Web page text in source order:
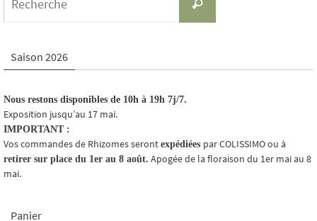
Recherche
Saison 2026
Nous restons disponibles de 10h à 19h 7j/7.
Exposition jusqu’au 17 mai.
IMPORTANT :
Vos commandes de Rhizomes seront expédiées par COLISSIMO ou à
retirer sur place du 1er au 8 août. Apogée de la floraison du 1er mai au 8
mai.
Panier